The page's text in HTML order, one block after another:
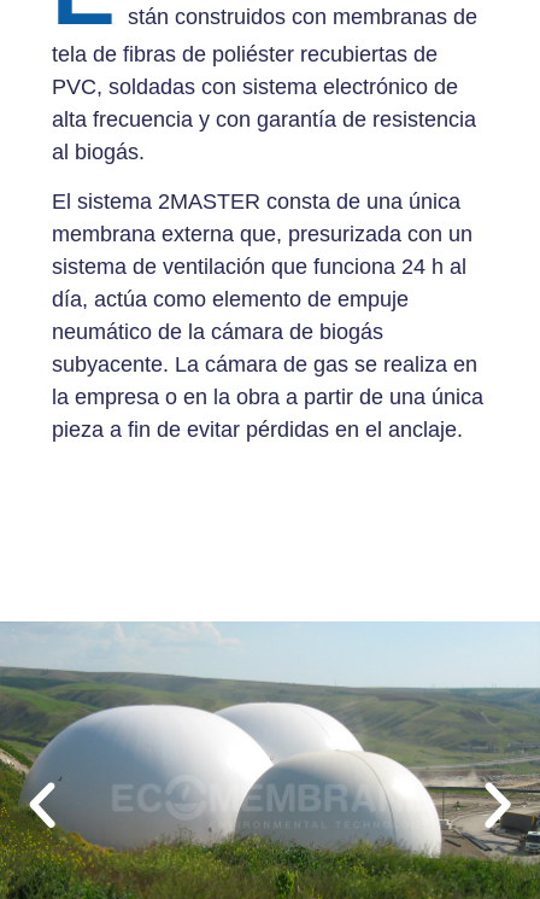
stán construidos con membranas de
tela de fibras de poliéster recubiertas de
PVC, soldadas con sistema electrónico de
alta frecuencia y con garantía de resistencia
al biogás.
El sistema 2MASTER consta de una única
membrana externa que, presurizada con un
sistema de ventilación que funciona 24 h al
día, actúa como elemento de empuje
neumático de la cámara de biogás
subyacente. La cámara de gas se realiza en
la empresa o en la obra a partir de una única
pieza a fin de evitar pérdidas en el anclaje.